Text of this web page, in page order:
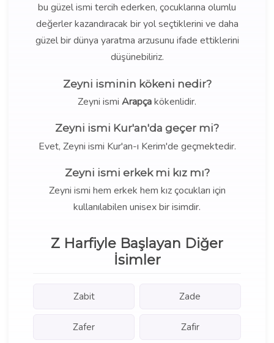
bu güzel ismi tercih ederken, çocuklarına olumlu
değerler kazandıracak bir yol seçtiklerini ve daha
güzel bir dünya yaratma arzusunu ifade ettiklerini
düşünebiliriz.
Zeyni isminin kökeni nedir?
Zeyni ismi Arapçakökenlidir.
Zeyni ismi Kur'an'da geçer mi?
Evet, Zeyni ismi Kur'an-ı Kerim'de geçmektedir.
Zeyni ismi erkek mi kız mı?
Zeyni ismi hem erkek hem kız çocukları için
kullanılabilen unisex bir isimdir.
Z Harfiyle Başlayan Diğer
İsimler
Zabit Zade
Zafer Zafir